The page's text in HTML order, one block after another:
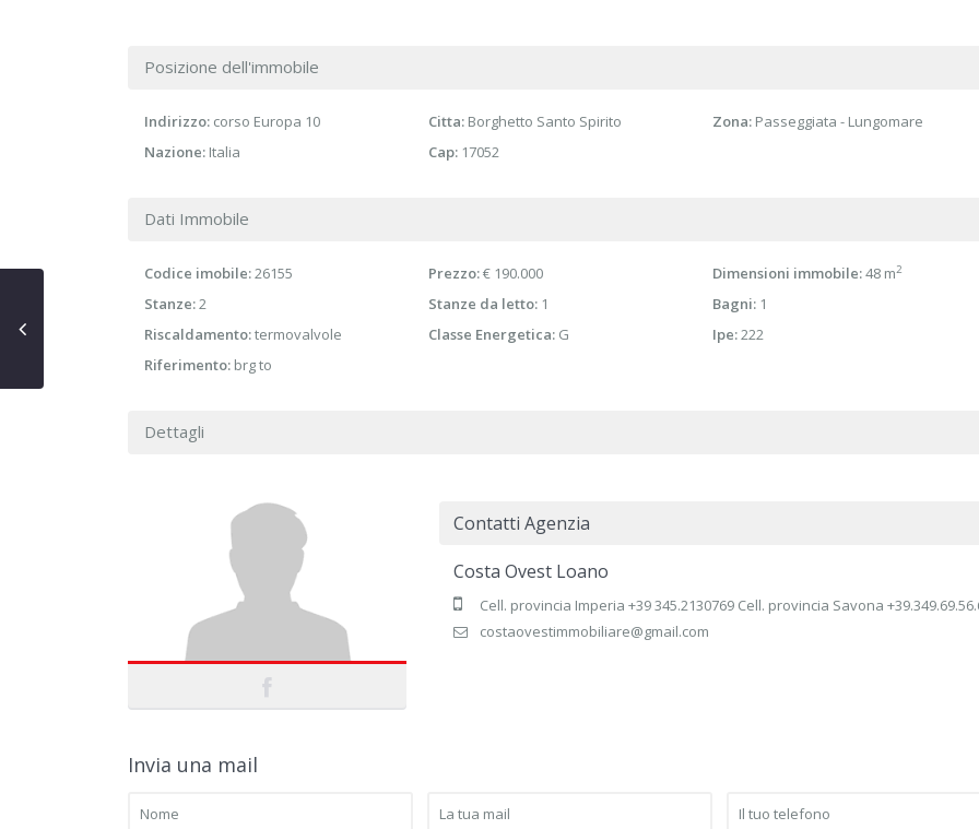
Posizione dell'immobile
Indirizzo: corso Europa 10 Citta: Borghetto Santo Spirito Zona: Passeggiata - Lungomare
Nazione: Italia Cap:17052
Dati Immobile
Codice imobile:26155 Prezzo:€ 190.000 Dimensioni immobile:48 m2
Stanze:2 Stanze da letto:1 Bagni:1
Riscaldamento:termovalvole Classe Energetica:G Ipe:222
Riferimento: brg to
Dettagli
Contatti Agenzia
Costa Ovest Loano
Cell. provincia Imperia +39 345.2130769 Cell. provincia Savona
costaovestimmobiliare@gmail.com
Invia una mail